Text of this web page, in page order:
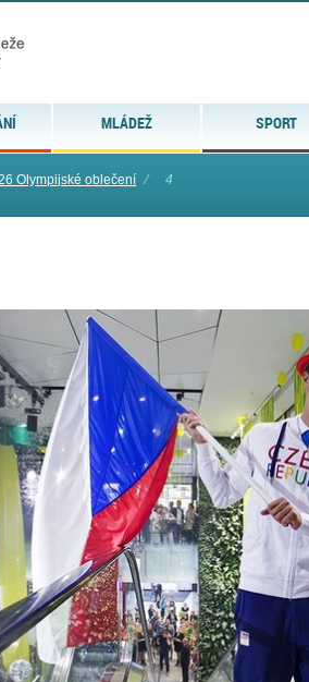
MLÁDEŽ SPORT
Olympijské oblečení ⁄ 4